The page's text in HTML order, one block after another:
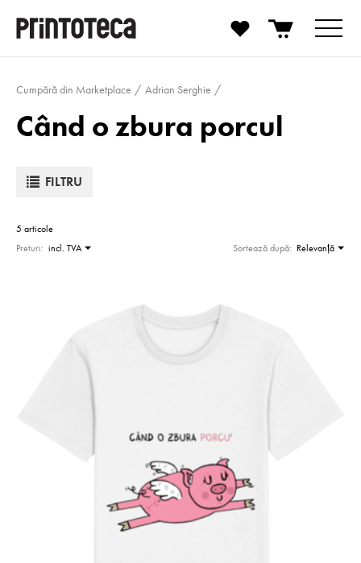
Cumpără din Marketplace Adrian Serghie
Când o zbura porcul
FILTRU
5 articole
Preturi: incl. TVA Sortează după: Relevanţă